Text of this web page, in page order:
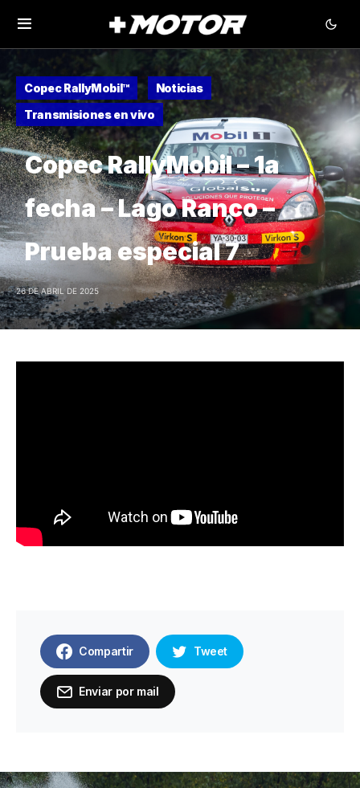
Copec RallyMobil™
Noticias
Transmisiones en vivo
Copec RallyMobil – 1a
fecha – Lago Ranco –
Prueba especial 7
26 DE ABRIL DE 2025
Compartir Tweet
Enviar por mail